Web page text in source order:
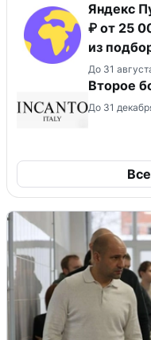
Яндекс
₽ от 25
из
До 31
Второе
До 31